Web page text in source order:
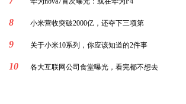
8 小米营收突破2000亿，还夺下三项第
9 关于小米10系列，你应该知道的2件事
10 各大互联网公司食堂曝光，看完都不想去